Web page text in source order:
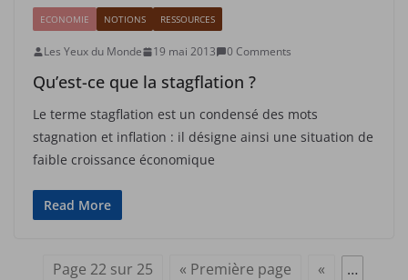
ECONOMIE NOTIONS RESSOURCES
Les Yeux du Monde 19 mai 2013 0 Comments
Qu’est-ce que la stagflation ?
Le terme stagflation est un condensé des mots
stagnation et inflation : il désigne ainsi une situation de
faible croissance économique
Read More
Page 22 sur 25 « Première page «
…